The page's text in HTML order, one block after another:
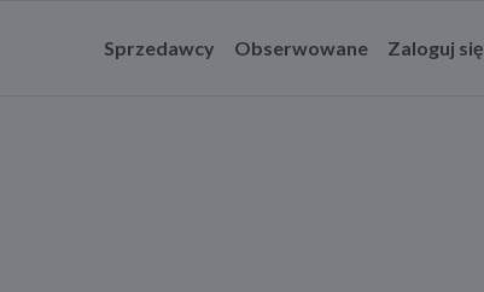
Sprzedawcy Obserwowane Zaloguj się